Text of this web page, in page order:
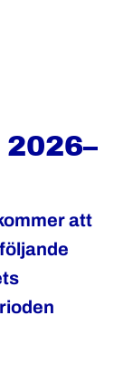
att